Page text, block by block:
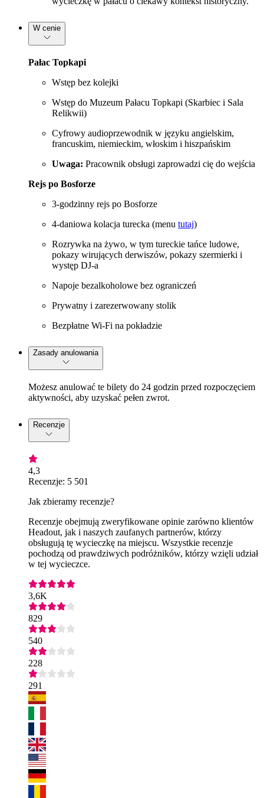
W cenie
Pałac Topkapi
Wstęp bez kolejki
Wstęp do Muzeum Pałacu Topkapi (Skarbiec i Sala
Relikwii)
Cyfrowy audioprzewodnik w języku angielskim,
francuskim, niemieckim, włoskim i hiszpańskim
Uwaga: Pracownik obsługi zaprowadzi cię do wejścia
Rejs po Bosforze
3-godzinny rejs po Bosforze
4-daniowa kolacja turecka (menu tutaj)
Rozrywka na żywo, w tym tureckie tańce ludowe,
pokazy wirujących derwiszów, pokazy szermierki i
występ DJ-a
Napoje bezalkoholowe bez ograniczeń
Prywatny i zarezerwowany stolik
Bezpłatne Wi-Fi na pokładzie
Zasady anulowania
Możesz anulować te bilety do 24 godzin przed rozpoczęciem
aktywności, aby uzyskać pełen zwrot.
Recenzje
4,3
Recenzje: 5 501
Jak zbieramy recenzje?
Recenzje obejmują zweryfikowane opinie zarówno klientów
Headout, jak i naszych zaufanych partnerów, którzy
obsługują tę wycieczkę na miejscu. Wszystkie recenzje
pochodzą od prawdziwych podróżników, którzy wzięli udział
w tej wycieczce.
3,6K
829
540
228
291